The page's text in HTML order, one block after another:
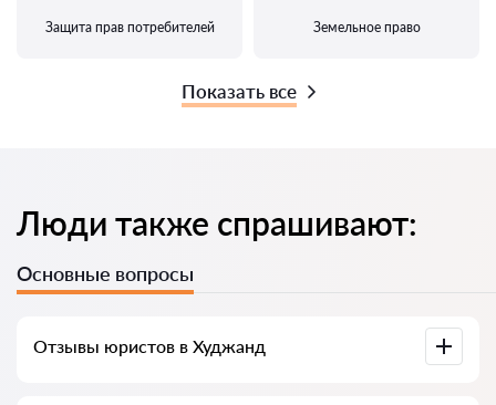
Защита прав потребителей Земельное право
Показать все
Люди также спрашивают:
Основные вопросы
Отзывы юристов в Худжанд